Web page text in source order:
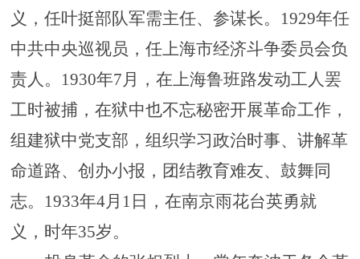
义，任叶挺部队军需主任、参谋长。1929年任
中共中央巡视员，任上海市经济斗争委员会负
责人。1930年7月，在上海鲁班路发动工人罢
工时被捕，在狱中也不忘秘密开展革命工作，
组建狱中党支部，组织学习政治时事、讲解革
命道路、创办小报，团结教育难友、鼓舞同
志。1933年4月1日，在南京雨花台英勇就
义，时年35岁。